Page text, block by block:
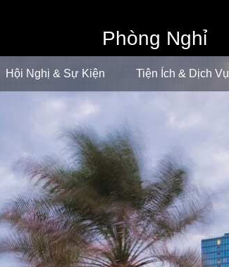
Phòng Nghỉ
Hội Nghị & Sự Kiện Tiện Ích & Dịch Vụ